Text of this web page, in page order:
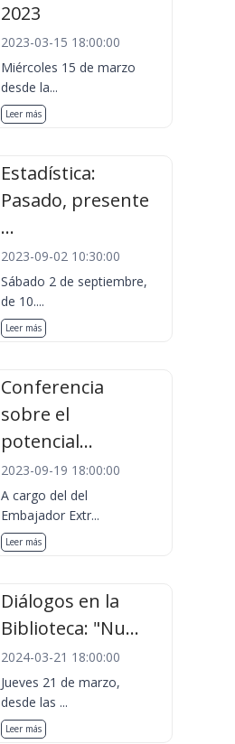
2023
2023-03-15 18:00:00
Miércoles 15 de marzo
desde la...
Leer más
Estadística:
Pasado, presente
...
2023-09-02 10:30:00
Sábado 2 de septiembre,
de 10....
Leer más
Conferencia
sobre el
potencial...
2023-09-19 18:00:00
A cargo del del
Embajador Extr...
Leer más
Diálogos en la
Biblioteca: "Nu...
2024-03-21 18:00:00
Jueves 21 de marzo,
desde las ...
Leer más